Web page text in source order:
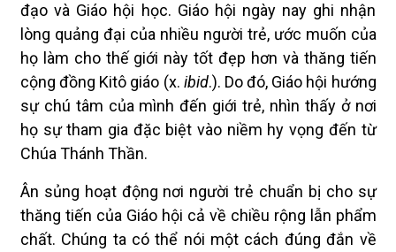
đạo và Giáo hội học. Giáo hội ngày nay ghi nhận
lòng quảng đại của nhiều người trẻ, ước muốn của
họ làm cho thế giới này tốt đẹp hơn và thăng tiến
cộng đồng Kitô giáo (x. ibid.). Do đó, Giáo hội hướng
sự chú tâm của mình đến giới trẻ, nhìn thấy ở nơi
họ sự tham gia đặc biệt vào niềm hy vọng đến từ
Chúa Thánh Thần.
Ân sủng hoạt động nơi người trẻ chuẩn bị cho sự
thăng tiến của Giáo hội cả về chiều rộng lẫn phẩm
chất. Chúng ta có thể nói một cách đúng đắn về